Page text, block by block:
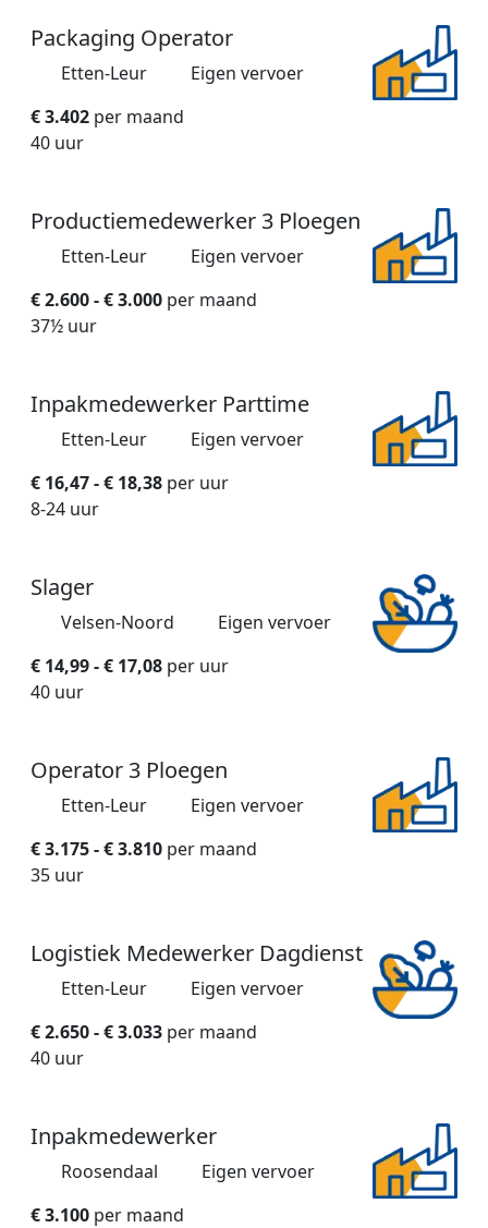
Packaging Operator
Etten-Leur
Eigen vervoer
€ 3.402 per maand
40 uur
Productiemedewerker 3 Ploegen
Etten-Leur
Eigen vervoer
€ 2.600 - € 3.000 per maand
37½ uur
Inpakmedewerker Parttime
Etten-Leur
Eigen vervoer
€ 16,47 - € 18,38 per uur
8-24 uur
Slager
Velsen-Noord
Eigen vervoer
€ 14,99 - € 17,08 per uur
40 uur
Operator 3 Ploegen
Etten-Leur
Eigen vervoer
€ 3.175 - € 3.810 per maand
35 uur
Logistiek Medewerker Dagdienst
Etten-Leur
Eigen vervoer
€ 2.650 - € 3.033 per maand
40 uur
Inpakmedewerker
Roosendaal
Eigen vervoer
€ 3.100 per maand